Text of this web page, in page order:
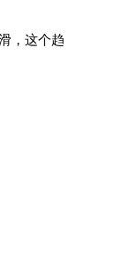
，这个趋